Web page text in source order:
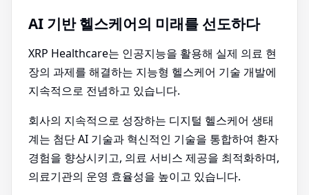
AI 기반 헬스케어의 미래를 선도하다
XRP Healthcare는 인공지능을 활용해 실제 의료 현
장의 과제를 해결하는 지능형 헬스케어 기술 개발에
지속적으로 전념하고 있습니다.
회사의 지속적으로 성장하는 디지털 헬스케어 생태
계는 첨단 AI 기술과 혁신적인 기술을 통합하여 환자
경험을 향상시키고, 의료 서비스 제공을 최적화하며,
의료기관의 운영 효율성을 높이고 있습니다.